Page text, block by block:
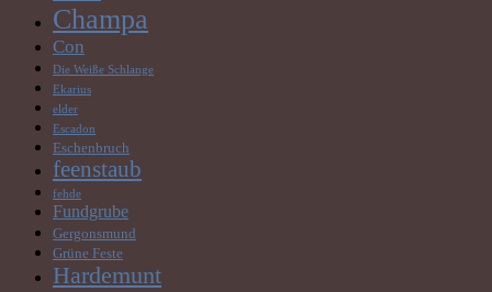
Champa
Con
Die Weiße Schlange
Ekarius
elder
Escadon
Eschenbruch
feenstaub
fehde
Fundgrube
Gergonsmund
Grüne Feste
Hardemunt